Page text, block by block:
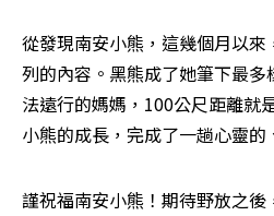
從發現南安小熊，這幾個月以
列的內容。黑熊成了她筆下最
法遠行的媽媽，100公尺距離就
小熊的成長，完成了一趟心靈的
謹祝福南安小熊！期待野放之